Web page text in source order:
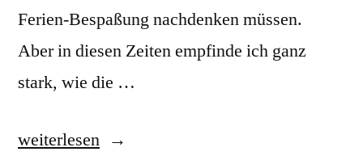
Ferien-Bespaßung nachdenken müssen.
Aber in diesen Zeiten empfinde ich ganz
stark, wie die …
„Was
weiterlesen